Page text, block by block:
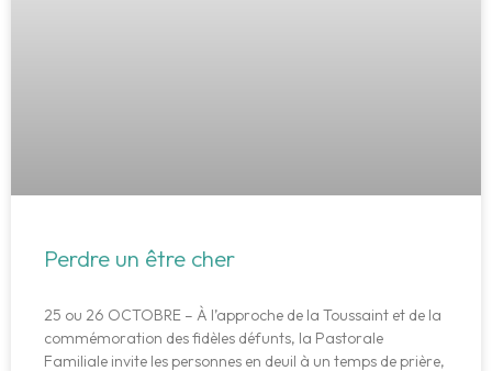
Perdre un être cher
25 ou 26 OCTOBRE – À l’approche de la Toussaint et de la
commémoration des fidèles défunts, la Pastorale
Familiale invite les personnes en deuil à un temps de prière,